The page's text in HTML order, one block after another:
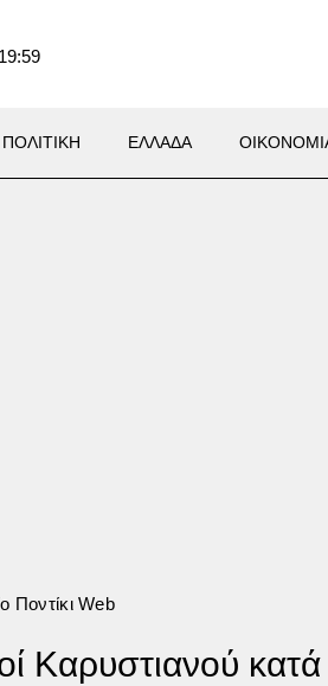
ΠΟΛΙΤΙΚΗ ΕΛΛΑΔΑ
Ποντίκι Web
Καρυστιανού